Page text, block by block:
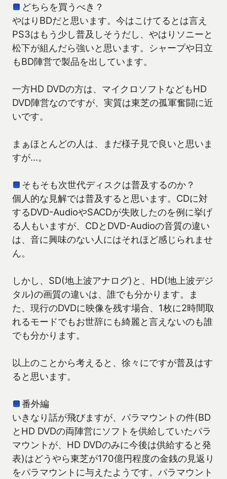
どちらを買うべき？
やはりBDだと思います。今はこけてるとは言え
PS3はもう少し普及しそうだし、やはりソニーと
松下が組んだら強いと思います。シャープや日立
もBD陣営で製品を出しています。
一方HD DVDの方は、マイクロソフトなどもHD
DVD陣営なのですが、実質は東芝の孤軍奮闘に近
いです。
まぁほとんどの人は、まだ様子見で良いと思いま
すが…。
そもそも次世代ディスクは普及するのか？
個人的な見解では普及すると思います。CDに対
するDVD-AudioやSACDが失敗したのを例に挙げ
る人もいますが、CDとDVD-Audioの音質の違い
は、音に興味のない人にはそれほど感じられませ
ん。
しかし、SD(地上波アナログ)と、HD(地上波デジ
タル)の画質の違いは、誰でも分かります。ま
た、現行のDVDに映像を残す場合、1枚に2時間取
れるモードでもお世辞にも綺麗と言えないのも誰
でも分かります。
以上のことから考えると、徐々にですが普及はす
ると思います。
番外編
いきなり話が飛びますが、パラマウントの件(BD
とHD DVDの両陣営にソフトを供給していたパラ
マウントが、HD DVDのみに今後は供給すると発
表)はどうやら東芝が170億円程度の金銭の見返り
をパラマウントに与えたようです。パラマウント